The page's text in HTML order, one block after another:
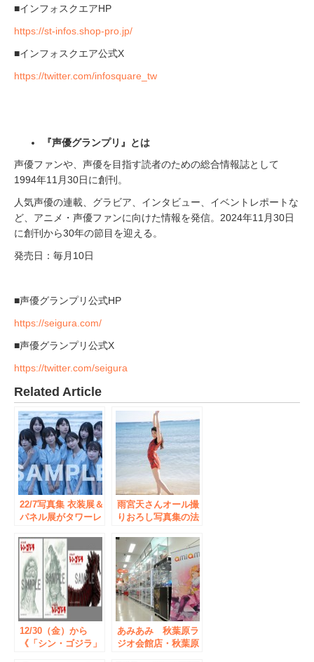
■インフォスクエアHP
https://st-infos.shop-pro.jp/
■インフォスクエア公式X
https://twitter.com/infosquare_tw
『声優グランプリ』とは
声優ファンや、声優を目指す読者のための総合情報誌として
1994年11月30日に創刊。
人気声優の連載、グラビア、インタビュー、イベントレポートな
ど、アニメ・声優ファンに向けた情報を発信。2024年11月30日
に創刊から30年の節目を迎える。
発売日：毎月10日
■声優グランプリ公式HP
https://seigura.com/
■声優グランプリ公式X
https://twitter.com/seigura
Related Article
22/7写真集 衣装展＆
パネル展がタワーレ
定！撮影に使用した
実際の衣装を展示！
雨宮天さんオール撮
りおろし写真集の法
禁！ 予約受付中！
12/30（金）から
《「シン・ゴジラ」
あみあみ 秋葉原ラ
ジオ会館店・秋葉原